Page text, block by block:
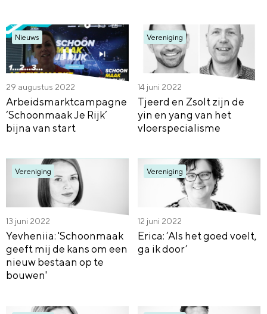
Nieuws
29 augustus 2022
Arbeidsmarktcampagne
‘Schoonmaak Je Rijk’
bijna van start
Vereniging
14 juni 2022
Tjeerd en Zsolt zijn de
yin en yang van het
vloerspecialisme
Vereniging
13 juni 2022
Yevheniia: 'Schoonmaak
geeft mij de kans om een
nieuw bestaan op te
bouwen'
Vereniging
12 juni 2022
Erica: ‘Als het goed voelt,
ga ik door’